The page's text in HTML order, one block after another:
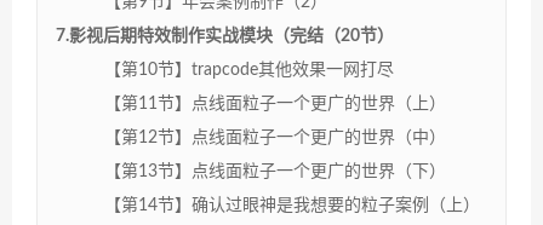
7.影视后期特效制作实战模块（完结（20节）
【第10节】trapcode其他效果一网打尽
【第11节】点线面粒子一个更广的世界（上）
【第12节】点线面粒子一个更广的世界（中）
【第13节】点线面粒子一个更广的世界（下）
【第14节】确认过眼神是我想要的粒子案例（上）